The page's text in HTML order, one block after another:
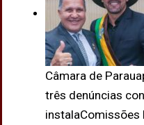
Câmara de
três denúncias
instalaComissões